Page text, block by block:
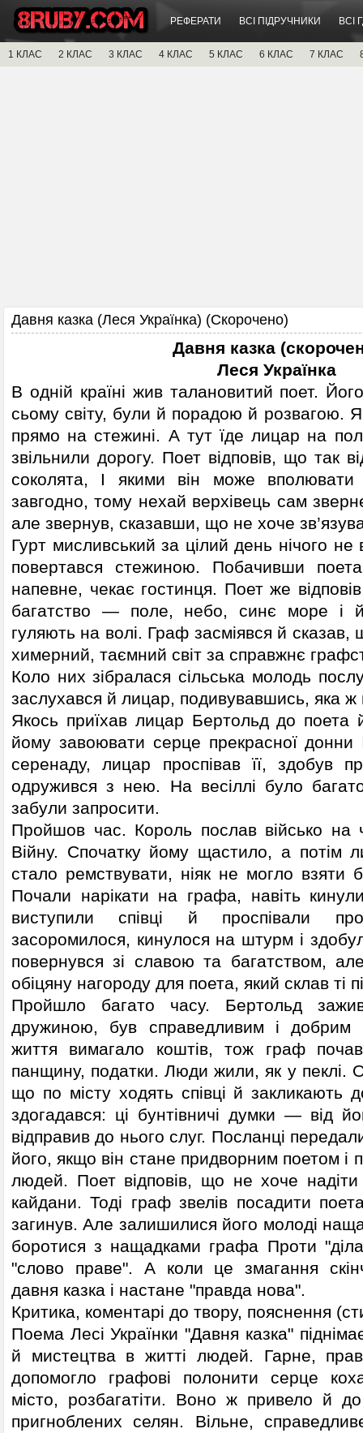
РЕФЕРАТИ ВСІ ПІДРУЧНИКИ ВСІ
1 КЛАС 2 КЛАС 3 КЛАС 4 КЛАС 5 КЛАС 6 КЛАС 7 КЛАС
Давня казка (Леся Українка) (Скорочено)
Давня казка
Леся Українка
В одній країні жив талановитий поет.
сьому світу, були й порадою й розвагою.
прямо на стежині. А тут їде лицар на
звільнили дорогу. Поет відповів, що так
соколята, І якими він може
завгодно, тому нехай верхівець сам
але звернув, сказавши, що не хоче
Гурт мисливський за цілий день нічого
повертався стежиною. Побачивши
напевне, чекає гостинця. Поет же
багатство — поле, небо, синє море і
гуляють на волі. Граф засміявся й сказав,
химерний, таємний світ за справжнє
Коло них зібралася сільська молодь
заслухався й лицар, подивувавшись, яка ж
Якось приїхав лицар Бертольд до поета
йому завоювати серце прекрасної донни
серенаду, лицар проспівав її, здобув
одружився з нею. На весіллі було
забули запросити.
Пройшов час. Король послав військо на
Війну. Спочатку йому щастило, а потім
стало ремствувати, ніяк не могло взяти
Почали нарікати на графа, навіть
виступили співці й проспівали
засоромилося, кинулося на штурм і
повернувся зі славою та багатством,
обіцяну нагороду для поета, який склав ті
Пройшло багато часу. Бертольд
дружиною, був справедливим і добрим
життя вимагало коштів, тож граф
панщину, податки. Люди жили, як у пеклі.
що по місту ходять співці й закликають
здогадався: ці бунтівничі думки — від
відправив до нього слуг. Посланці
його, якщо він стане придворним поетом і
людей. Поет відповів, що не хоче надіти
кайдани. Тоді граф звелів посадити
загинув. Але залишилися його молоді
боротися з нащадками графа Проти
"слово праве". А коли це змагання
давня казка і настане "правда нова".
Критика, коментарі до твору, пояснення
Поема Лесі Українки "Давня казка"
й мистецтва в житті людей. Гарне,
допомогло графові полонити серце
місто, розбагатіти. Воно ж привело й
пригноблених селян. Вільне,